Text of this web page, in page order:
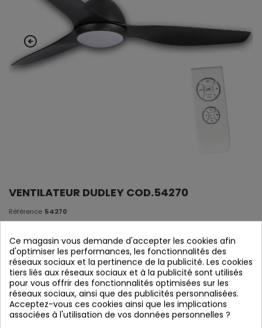
VENTILATEUR DUDLEY COD.54270
Référence 54270
DUDLEY Ventilator
Ce magasin vous demande d'accepter les cookies afin
d'optimiser les performances, les fonctionnalités des
réseaux sociaux et la pertinence de la publicité. Les cookies
tiers liés aux réseaux sociaux et à la publicité sont utilisés
pour vous offrir des fonctionnalités optimisées sur les
réseaux sociaux, ainsi que des publicités personnalisées.
Acceptez-vous ces cookies ainsi que les implications
associées à l'utilisation de vos données personnelles ?